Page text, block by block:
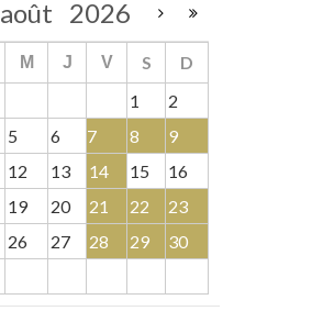
août 2026
M J V S
D
1
2
5 6 7 8
9
12 13 14 15
16
19 20 21 22
23
26 27 28 29
30